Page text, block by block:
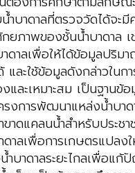
บาดาลที่ตรวจวัดได้จะมี
ยภาพของชั้นน้ำบาดาล
ดาลเพื่อให้ได้ข้อมูลปริม
และใช้ข้อมูลดังกล่าวในก
และเหมาะสม เป็นฐานข้อ
งการพัฒนาแหล่งน้ำบาด
ดแคลนน้ำสำหรับประชา
าลเพื่อการเกษตรแปลง
ำบาดาลระยะไกลเพื่อแก้